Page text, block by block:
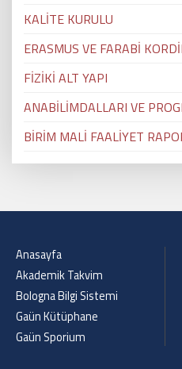
KALİTE KURULU
ERASMUS VE FARABİ
FİZİKİ ALT YAPI
ANABİLİMDALLARI VE
BİRİM MALİ FAALİYET
Anasayfa
Akademik Takvim
Bologna Bilgi Sistemi
Gaün Kütüphane
Gaün Sporium